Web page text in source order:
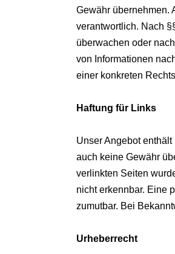
Gewähr übernehmen.
verantwortlich. Nach
überwachen oder
von Informationen
einer konkreten
Haftung für Links
Unser Angebot
auch keine Gewähr
verlinkten Seiten
nicht erkennbar. Eine
zumutbar. Bei
Urheberrecht